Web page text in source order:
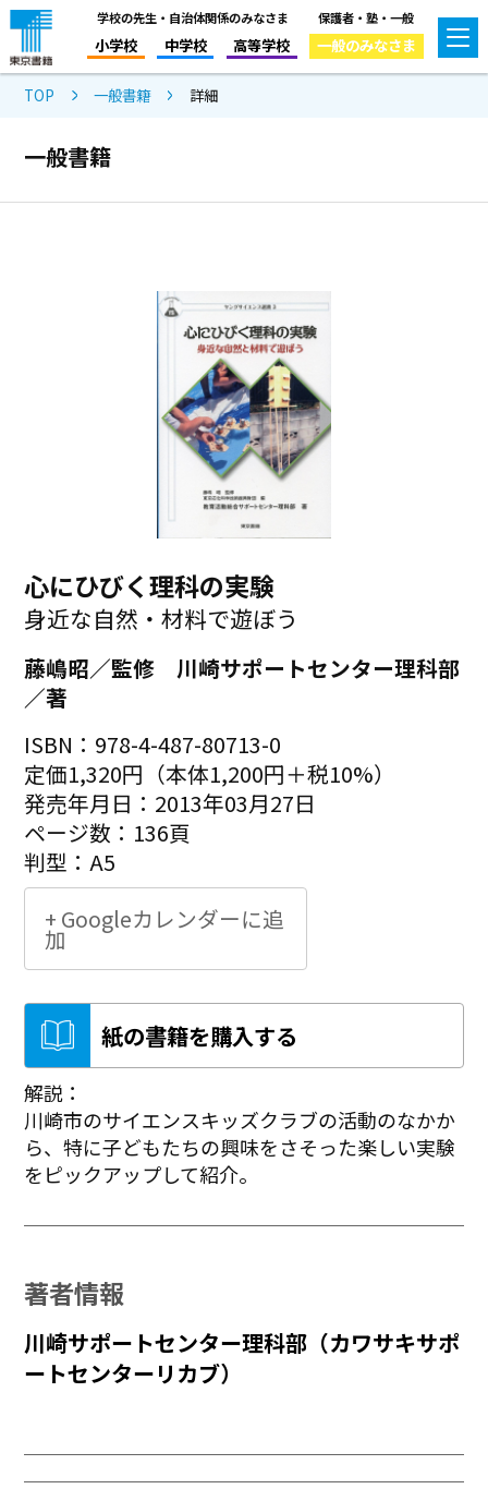
学校の先生・自治体関係のみなさま
小学校 中学校 高等学校
保護者・塾・一般
一般のみなさま
TOP 一般書籍 詳細
一般書籍
心にひびく理科の実験
身近な自然・材料で遊ぼう
藤嶋昭／監修 川崎サポートセンター理科部
／著
ISBN：978-4-487-80713-0
定価1,320円（本体1,200円＋税10%）
発売年月日：2013年03月27日
ページ数：136頁
判型：A5
+ Googleカレンダーに追
加
紙の書籍を購入する
解説：
川崎市のサイエンスキッズクラブの活動のなかか
ら、特に子どもたちの興味をさそった楽しい実験
をピックアップして紹介。
著者情報
川崎サポートセンター理科部（カワサキサポ
ートセンターリカブ）